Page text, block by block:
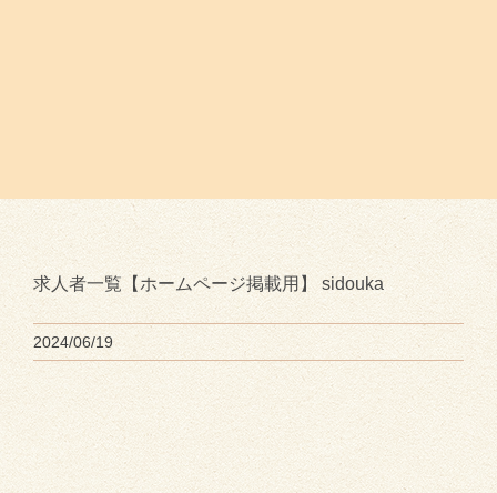
求人者一覧【ホームページ掲載用】 sidouka
2024/06/19